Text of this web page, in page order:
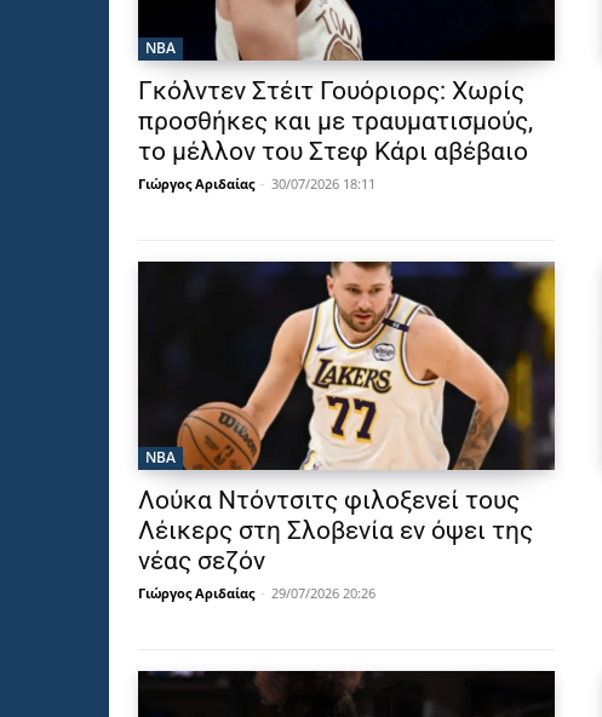
NBA
Γκόλντεν Στέιτ Γουόριορς: Χωρίς
προσθήκες και με τραυματισμούς,
το μέλλον του Στεφ Κάρι αβέβαιο
Γιώργος Αριδαίας - 30/07/2026 18:11
NBA
Λούκα Ντόντσιτς φιλοξενεί τους
Λέικερς στη Σλοβενία εν όψει της
νέας σεζόν
Γιώργος Αριδαίας - 29/07/2026 20:26